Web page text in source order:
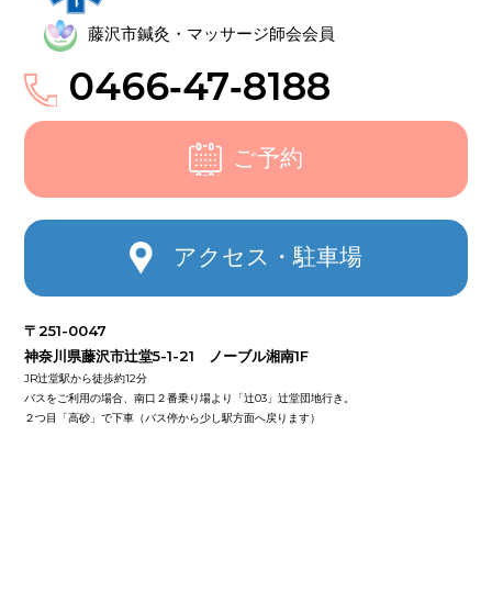
藤沢市鍼灸・マッサージ師会会員
0466‑47‑8188
ご予約
アクセス・駐車場
〒251-0047
神奈川県藤沢市辻堂5-1-21 ノーブル湘南1F
JR辻堂駅から徒歩約12分
バスをご利用の場合、南口２番乗り場より「辻03」辻堂団地行き。
２つ目「高砂」で下車（バス停から少し駅方面へ戻ります）